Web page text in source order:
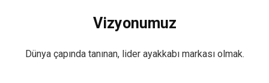
Vizyonumuz
Dünya çapında tanınan, lider ayakkabı markası olmak.